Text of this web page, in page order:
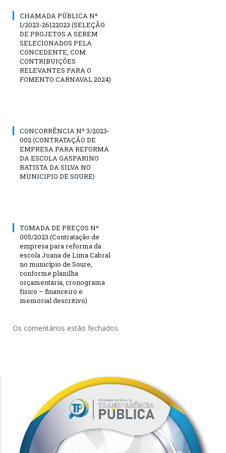
CHAMADA PÚBLICA Nº
1/2023-26122023 (SELEÇÃO
DE PROJETOS A SEREM
SELECIONADOS PELA
CONCEDENTE, COM
CONTRIBUIÇÕES
RELEVANTES PARA O
FOMENTO CARNAVAL 2024)
CONCORRÊNCIA Nº 3/2023-
002 (CONTRATAÇÃO DE
EMPRESA PARA REFORMA
DA ESCOLA GASPARINO
BATISTA DA SILVA NO
MUNICIPIO DE SOURE)
TOMADA DE PREÇOS Nº
005/2023 (Contratação de
empresa para reforma da
escola Joana de Lima Cabral
no município de Soure,
conforme planilha
orçamentaria, cronograma
físico – financeiro e
memorial descritivo)
Os comentários estão fechados.